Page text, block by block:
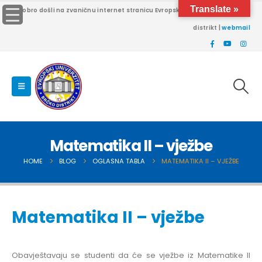
Dobro došli na zvaničnu internet stranicu Evropskog univerziteta Brčko
distrikt |webmail
Matematika II – vježbe
HOME BLOG OGLASNA TABLA MATEMATIKA II – VJEŽBE
Matematika II – vježbe
Obavještavaju se studenti da će se vježbe iz Matematike II
Translate »